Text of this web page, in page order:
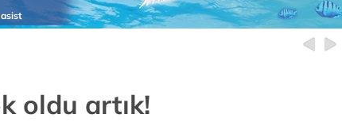
oldu artık!